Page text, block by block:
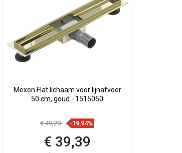
Mexen Flat lichaam voor lijnafvoer
50 cm, goud - 1515050
€ 49,20 -19,94%
€ 39,39